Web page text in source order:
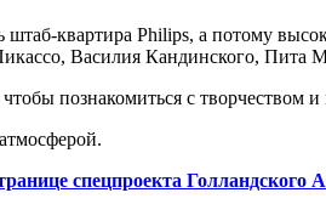
квартира Philips, а потому
Василия Кандинского,
познакомиться с творчеством
спецпроекта Голландского